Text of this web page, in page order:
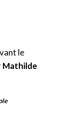
le
Mathilde